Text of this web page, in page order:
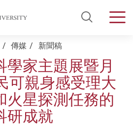
Open
傳媒 新聞稿
學家主題展暨月
可親身感受理大
火星探測任務的
研成就